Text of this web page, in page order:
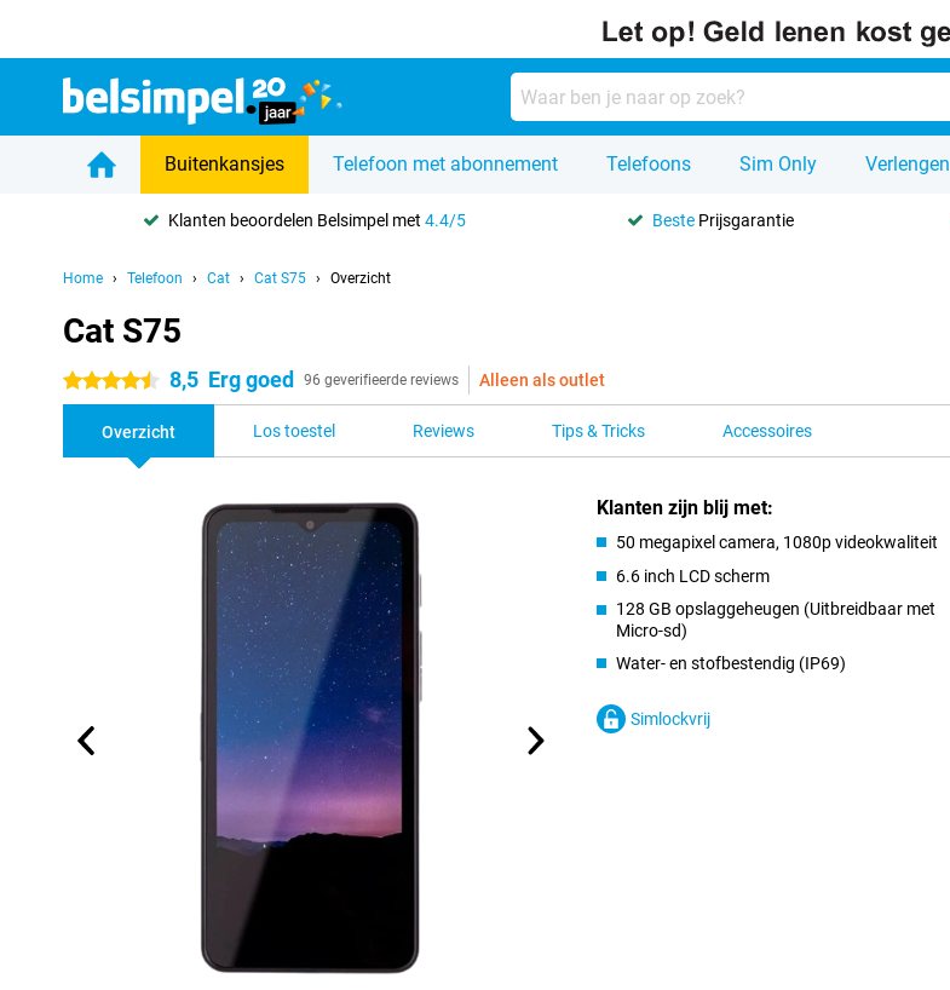
Buitenkansjes Telefoon met abonnement Telefoons Sim Only Verlengen
Klanten beoordelen Belsimpel met4.4/5 Beste Prijsgarantie
Home Telefoon Cat Cat S75 Overzicht
Cat S75
4.5 sterren 8,5 Erg goed 96 geverifieerde reviews Alleen als outlet
Overzicht Los toestel Reviews Tips & Tricks Accessoires
Klanten zijn blij met:
50 megapixel camera, 1080p videokwaliteit
6.6 inch LCD scherm
128 GB opslaggeheugen (Uitbreidbaar met
Micro-sd)
Water- en stofbestendig (IP69)
Simlockvrij